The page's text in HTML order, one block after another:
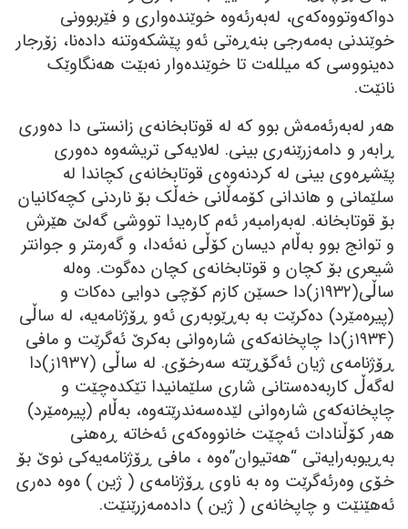
دواکەوتووەکەی، لەبەرئەوە خوێندەواری و فێربوونی
خوێندنی بەمەرجی بنەڕەتی ئەو پێشکەوتنە دادەنا، زۆرجار
دەینووسی کە میللەت تا خوێندەوار نەبێت ھەنگاوێک
نانێت.
ھەر لەبەرئەمەش بوو کە لە قوتابخانەی زانستی دا دەوری
ڕابەر و دامەزرێنەری بینی. لەلایەکی تریشەوە دەوری
پێشڕەوی بینی لە کردنەوەی قوتابخانەی کچاندا لە
سلێمانی و ھاندانی کۆمەڵانی خەڵک بۆ ناردنی کچەکانیان
بۆ قوتابخانە. لەبەرامبەر ئەم کارەیدا تووشی گەلێ ھێرش
و توانج بوو بەڵام دیسان کۆڵی نەئەدا، و گەرمتر و جوانتر
شیعری بۆ کچان و قوتابخانەی کچان دەگوت. وەلە
ساڵی(١٩٣٢ز)دا حسێن کازم کۆچی دوایی دەکات و
(پیرەمێرد) دەکرێت بە بەڕێوبەری ئەو ڕۆژنامەیە، لە ساڵی
(١٩٣٤ز)دا چاپخانەکەی شارەوانی بەکرێ ئەگرێت و مافی
ڕۆژنامەی ژیان ئەگۆڕێتە سەرخۆی. لە ساڵی (١٩٣٧ز)دا
لەگەڵ کاربەدەستانی شاری سلێمانیدا تێکدەچێت و
چاپخانەکەی شارەوانی لێدەسەندرێتەوە، بەڵام (پیرەمێرد)
ھەر کۆڵنادات ئەچێت خانووەکەی ئەخاتە ڕەھنی
بەڕیوبەرایەتی “ھەتیوان”ەوە ، مافی ڕۆژنامەیەکی نوێ بۆ
خۆی وەرئەگرێت وە بە ناوی ڕۆژنامەی ( ژین ) ەوە دەری
ئەھێنێت و چاپخانەی ( ژین ) دادەمەزرێنێت.